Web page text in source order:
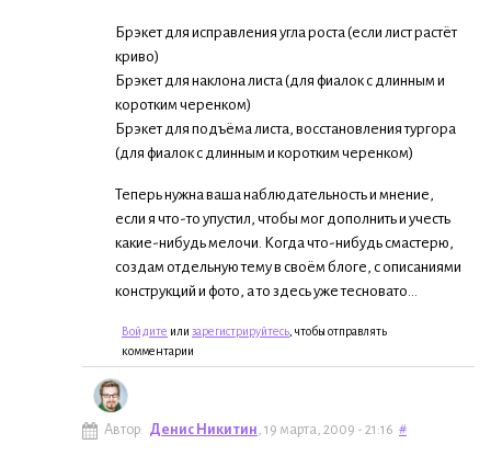
Брэкет для исправления угла роста (если лист растёт
криво)
Брэкет для наклона листа (для фиалок с длинным и
коротким черенком)
Брэкет для подъёма листа, восстановления тургора
(для фиалок с длинным и коротким черенком)
Теперь нужна ваша наблюдательность и мнение,
если я что-то упустил, чтобы мог дополнить и учесть
какие-нибудь мелочи. Когда что-нибудь смастерю,
создам отдельную тему в своём блоге, с описаниями
конструкций и фото, а то здесь уже тесновато...
Войдите или зарегистрируйтесь , чтобы отправлять
комментарии
Автор: Денис Никитин, 19 марта, 2009 - 21:16 #